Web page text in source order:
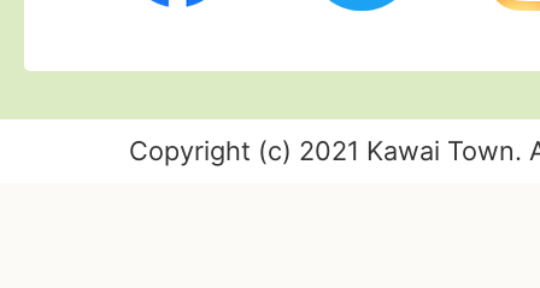
Copyright (c) 2021 Kawai Town.